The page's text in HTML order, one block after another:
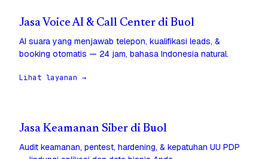
Jasa Voice AI & Call Center di Buol
AI suara yang menjawab telepon, kualifikasi leads, &
booking otomatis — 24 jam, bahasa Indonesia natural.
Lihat layanan →
Jasa Keamanan Siber di Buol
Audit keamanan, pentest, hardening, & kepatuhan UU PDP